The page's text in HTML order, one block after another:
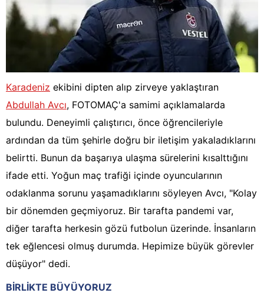
Karadeniz ekibini dipten alıp zirveye yaklaştıran
Abdullah Avcı, FOTOMAÇ'a samimi açıklamalarda
bulundu. Deneyimli çalıştırıcı, önce öğrencileriyle
ardından da tüm şehirle doğru bir iletişim yakaladıklarını
belirtti. Bunun da başarıya ulaşma sürelerini kısalttığını
ifade etti. Yoğun maç trafiği içinde oyuncularının
odaklanma sorunu yaşamadıklarını söyleyen Avcı, "Kolay
bir dönemden geçmiyoruz. Bir tarafta pandemi var,
diğer tarafta herkesin gözü futbolun üzerinde. İnsanların
tek eğlencesi olmuş durumda. Hepimize büyük görevler
düşüyor" dedi.
BİRLİKTE BÜYÜYORUZ